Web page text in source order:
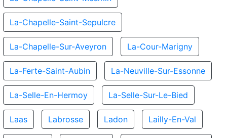
La-Chapelle-Saint-Sepulcre
La-Chapelle-Sur-Aveyron La-Cour-Marigny
La-Ferte-Saint-Aubin La-Neuville-Sur-Essonne
La-Selle-En-Hermoy La-Selle-Sur-Le-Bied
Laas Labrosse Ladon Lailly-En-Val